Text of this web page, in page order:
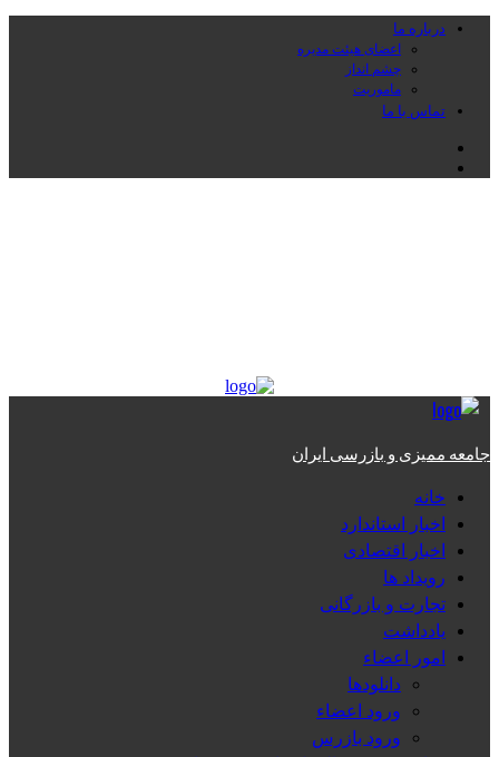
پرش
درباره ما
اعضای هیئت مدیره
چشم انداز
ماموریت
تماس با ما
منوی
اصلی
جامعه ممیزی و بازرسی ایران
خانه
اخبار استاندارد
اخبار اقتصادی
رویداد ها
تجارت و بازرگانی
یادداشت
امور اعضاء
دانلودها
ورود اعضاء
ورود بازرس